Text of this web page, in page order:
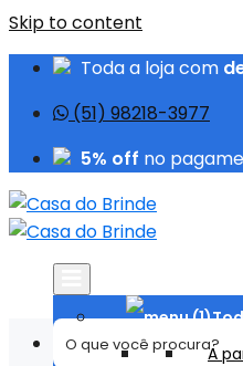
Skip to content
Toda a loja com
(51) 98218-3977
5% off no
A